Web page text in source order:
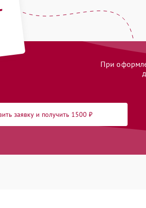
При
заявку и получить 1500 ₽